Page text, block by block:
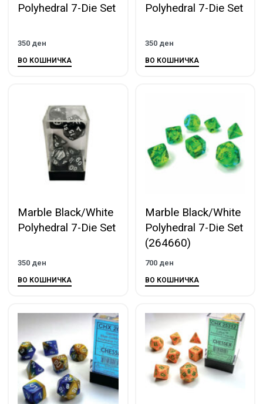
Polyhedral 7-Die Set
350 ден
ВО КОШНИЧКА
Polyhedral 7-Die Set
350 ден
ВО КОШНИЧКА
Marble Black/White
Polyhedral 7-Die Set
350 ден
ВО КОШНИЧКА
Marble Black/White
Polyhedral 7-Die Set
(264660)
700 ден
ВО КОШНИЧКА